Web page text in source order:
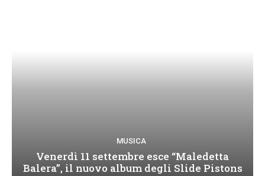
MUSICA
Venerdì 11 settembre esce “Maledetta
Balera”, il nuovo album degli Slide Pistons